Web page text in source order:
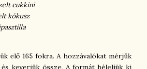
cukkini
kókusz
elő 165 fokra. A hozzávalókat mérjük
és keverjük össze. A formát béleljük ki